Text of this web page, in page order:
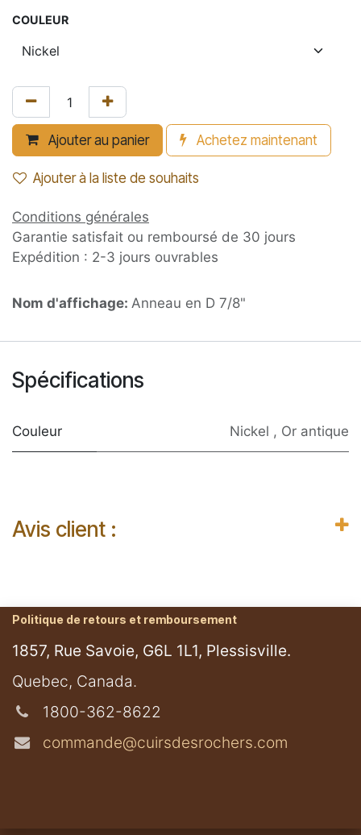
COULEUR
Ajouter au panier Achetez maintenant
Ajouter à la liste de souhaits
Conditions générales
Garantie satisfait ou remboursé de 30 jours
Expédition : 2-3 jours ouvrables
Nom d'affichage: Anneau en D 7/8"
Spécifications
Couleur Nickel , Or antique
Avis client :
Politique de retours et remboursement
1857, Rue Savoie, G6L 1L1, Plessisville.
​Quebec, Canada.
1800-362-8622
commande@cuirsdesrochers.com